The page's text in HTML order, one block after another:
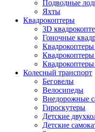
Подводные
Яхты
Квадрокоптеры
3D
Гоночные
Колесный транспорт
Беговелы
Велосипеды
Внедорожные
Гироскутеры
Детские
Детские